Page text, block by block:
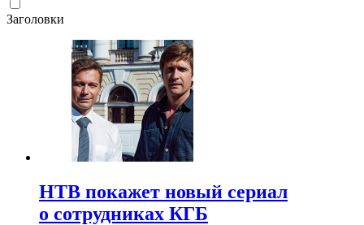
Заголовки
НТВ покажет новый сериал
о сотрудниках КГБ